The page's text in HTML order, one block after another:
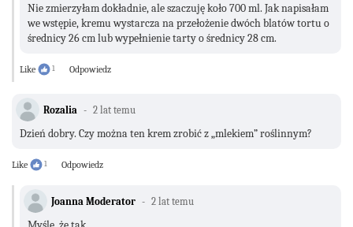
Nie zmierzyłam dokładnie, ale szaczuję koło 700 ml. Jak napisałam
we wstępie, kremu wystarcza na przełożenie dwóch blatów tortu o
średnicy 26 cm lub wypełnienie tarty o średnicy 28 cm.
Like 1 Odpowiedz
Rozalia 2 lat temu
Dzień dobry. Czy można ten krem zrobić z „mlekiem” roślinnym?
Like 1 Odpowiedz
Joanna Moderator 2 lat temu